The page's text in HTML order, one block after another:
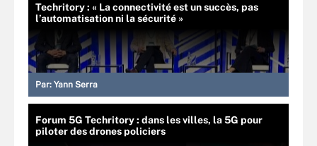
Techritory : « La connectivité est un succès, pas
l’automatisation ni la sécurité »
Par: Yann Serra
Forum 5G Techritory : dans les villes, la 5G pour
piloter des drones policiers